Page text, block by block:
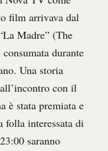
film arrivava dal
Madre” (The
durante
Una storia
con il
è stata premiata e
folla interessata di
saranno